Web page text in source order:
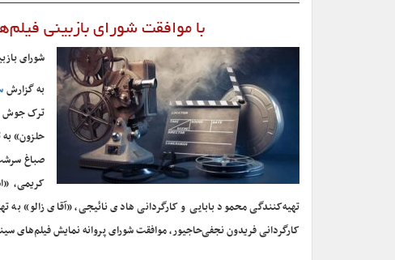
با موافقت شورای بازبینی فیلم‌های سینمایی؛ ۹ فیلم
شورای
به گزارش
ترک جوش،
حلزون»
صباغ
کریمی،
تهیه‌کنندگی محمود بابایی و کارگردانی هادی نائیجی، «آقای زالو»
کارگردانی فریدون نجفی‌حاجیور، موافقت شورای پروانه نمایش فیلم‌های